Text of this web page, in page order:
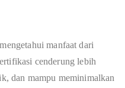
manfaat dari
cenderung lebih
dan mampu meminimalkan